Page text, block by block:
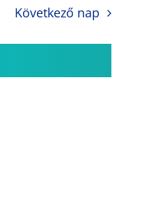
Következő nap